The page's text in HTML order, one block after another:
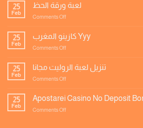
25
Feb
لعبة ورقة الحظ
Comments Offon
ورقة
الحظ
25
Feb
كازينو المغرب Yyy
Comments Offon
المغرب
Yyy
25
Feb
تنزيل لعبة الروليت مجانا
Comments Offon
لعبة
25
Feb
Apostarei Casino No Deposit
Comments Offon